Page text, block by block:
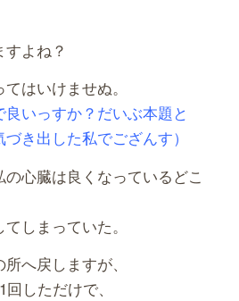
よね？
はいけませぬ。
良いっすか？だいぶ本題と
き出した私でござんす）
心臓は良くなっているどこ
しまっていた。
へ戻しますが、
しただけで、